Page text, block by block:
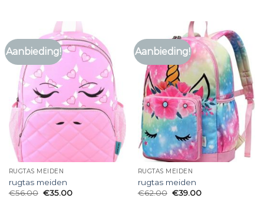
Aanbieding!
RUGTAS MEIDEN
rugtas meiden
€56.00 €35.00
Aanbieding!
RUGTAS MEIDEN
rugtas meiden
€62.00 €39.00